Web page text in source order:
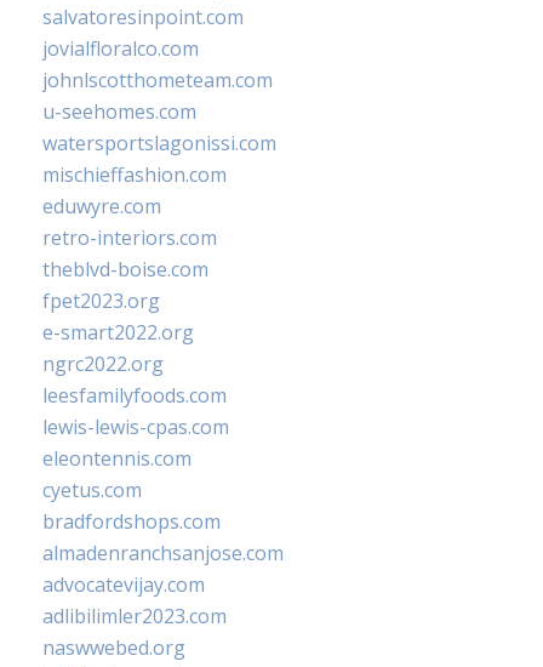
salvatoresinpoint.com
jovialfloralco.com
johnlscotthometeam.com
u-seehomes.com
watersportslagonissi.com
mischieffashion.com
eduwyre.com
retro-interiors.com
theblvd-boise.com
fpet2023.org
e-smart2022.org
ngrc2022.org
leesfamilyfoods.com
lewis-lewis-cpas.com
eleontennis.com
cyetus.com
bradfordshops.com
almadenranchsanjose.com
advocatevijay.com
adlibilimler2023.com
naswwebed.org